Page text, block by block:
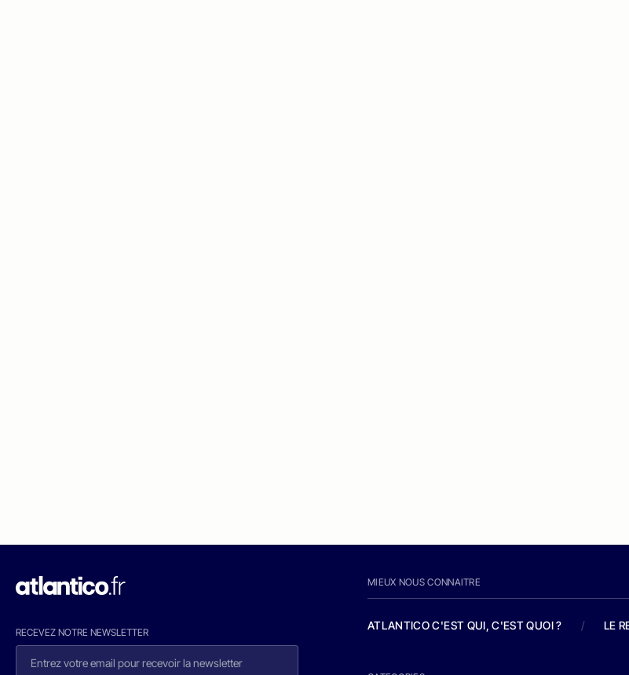
RECEVEZ NOTRE NEWSLETTER
MIEUX NOUS CONNAITRE
ATLANTICO C'EST QUI, C'EST QUOI ? / LE